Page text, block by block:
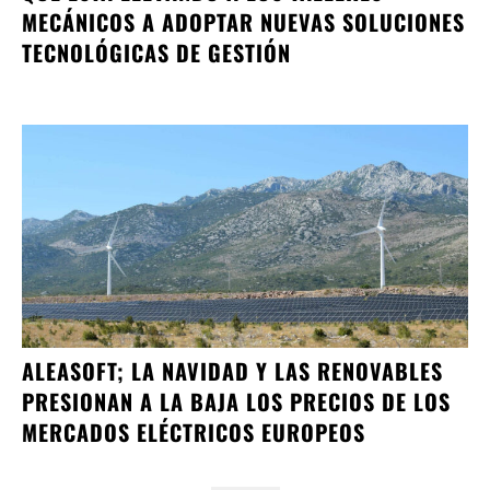
MECÁNICOS A ADOPTAR NUEVAS SOLUCIONES
TECNOLÓGICAS DE GESTIÓN
ALEASOFT; LA NAVIDAD Y LAS RENOVABLES
PRESIONAN A LA BAJA LOS PRECIOS DE LOS
MERCADOS ELÉCTRICOS EUROPEOS